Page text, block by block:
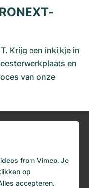
Krijg een inkijkje in
en
van onze
from Vimeo. Je
op
accepteren.